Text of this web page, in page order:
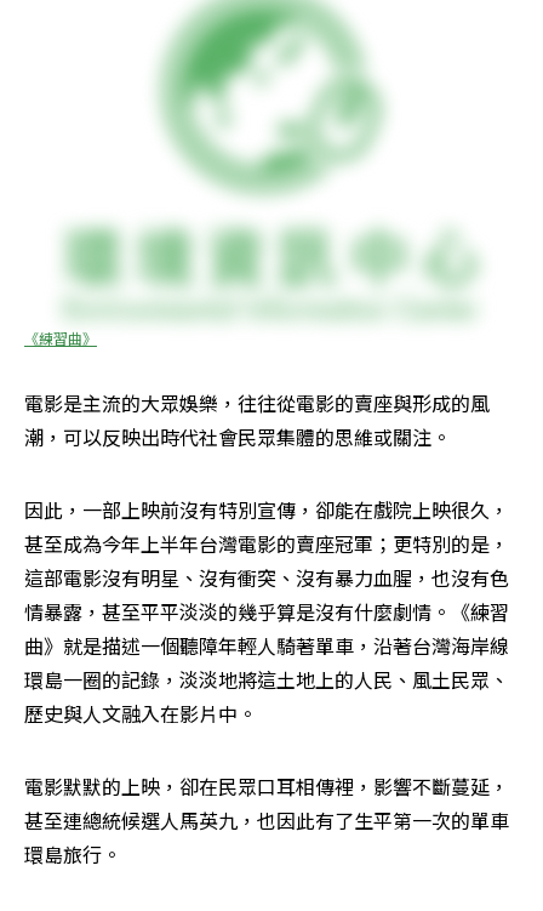
《練習曲》
電影是主流的大眾娛樂，往往從電影的賣座與形成的風
潮，可以反映出時代社會民眾集體的思維或關注。
因此，一部上映前沒有特別宣傳，卻能在戲院上映很久，
甚至成為今年上半年台灣電影的賣座冠軍；更特別的是，
這部電影沒有明星、沒有衝突、沒有暴力血腥，也沒有色
情暴露，甚至平平淡淡的幾乎算是沒有什麼劇情。《練習
曲》就是描述一個聽障年輕人騎著單車，沿著台灣海岸線
環島一圈的記錄，淡淡地將這土地上的人民、風土民眾、
歷史與人文融入在影片中。
電影默默的上映，卻在民眾口耳相傳裡，影響不斷蔓延，
甚至連總統候選人馬英九，也因此有了生平第一次的單車
環島旅行。